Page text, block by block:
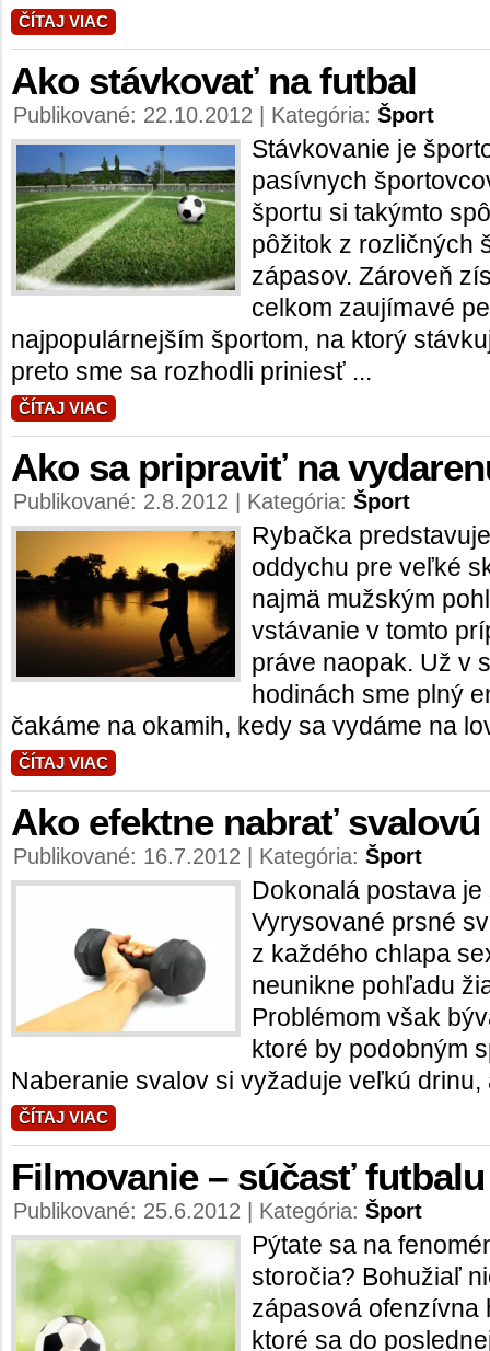
ČÍTAJ VIAC
Ako stávkovať na futbal
Publikované: 22.10.2012 | Kategória: Šport
Stávkovanie je
pasívnych
športu si takýmto
pôžitok z rozličných
zápasov. Zároveň
celkom zaujímavé
najpopulárnejším športom, na ktorý
preto sme sa rozhodli priniesť ...
ČÍTAJ VIAC
Ako sa pripraviť na
Publikované: 2.8.2012 | Kategória: Šport
Rybačka
oddychu pre veľké
najmä mužským
vstávanie v tomto
práve naopak. Už v
hodinách sme plný
čakáme na okamih, kedy sa vydáme na
ČÍTAJ VIAC
Ako efektne nabrať
Publikované: 16.7.2012 | Kategória: Šport
Dokonalá postava
Vyrysované prsné
z každého chlapa
neunikne pohľadu
Problémom však
ktoré by podobným
Naberanie svalov si vyžaduje veľkú
ČÍTAJ VIAC
Filmovanie – súčasť
Publikované: 25.6.2012 | Kategória: Šport
Pýtate sa na
storočia? Bohužiaľ
zápasová ofenzívna
ktoré sa do